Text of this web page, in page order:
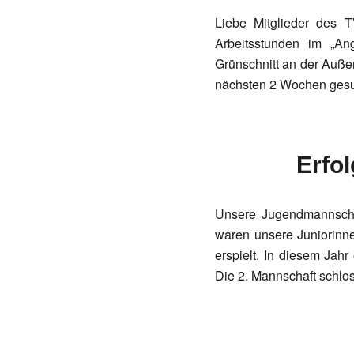
Liebe Mitglieder des
Arbeitsstunden im
Grünschnitt an der
nächsten 2 Wochen
Unsere
waren unsere
erspielt. In diesem
Die 2. Mannschaft